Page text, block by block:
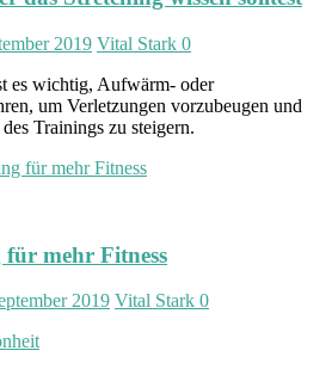
2019 Vital Stark 0
es wichtig, Aufwärm- oder
um Verletzungen vorzubeugen und
Trainings zu steigern.
mehr Fitness
2019 Vital Stark 0